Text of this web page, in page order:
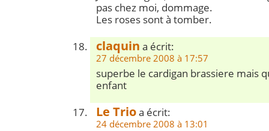
pas chez moi, dommage.
Les roses sont à tomber.
claquin a écrit:
27 décembre 2008 à 17:57
superbe le cardigan brassiere mais
enfant
Le Trioa écrit:
24 décembre 2008 à 13:01